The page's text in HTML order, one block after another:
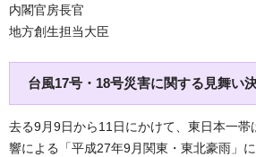
内閣官房長官
地方創生担当大臣
台風17号・18号災害に関する見舞い
去る9月9日から11日にかけて、東日本一
響による「平成27年9月関東・東北豪雨」